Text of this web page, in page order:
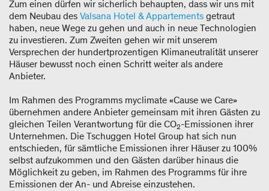
Zum einen dürfen wir sicherlich behaupten, dass wir uns mit
dem Neubau des Valsana Hotel & Appartements getraut
haben, neue Wege zu gehen und auch in neue Technologien
zu investieren. Zum Zweiten gehen wir mit unserem
Versprechen der hundertprozentigen Klimaneutralität unserer
Häuser bewusst noch einen Schritt weiter als andere
Anbieter.
Im Rahmen des Programms myclimate «Cause we Care»
übernehmen andere Anbieter gemeinsam mit ihren Gästen zu
gleichen Teilen Verantwortung für die CO2-Emissionen ihrer
Unternehmen. Die Tschuggen Hotel Group hat sich nun
entschieden, für sämtliche Emissionen ihrer Häuser zu 100%
selbst aufzukommen und den Gästen darüber hinaus die
Möglichkeit zu geben, im Rahmen des Programms für ihre
Emissionen der An- und Abreise einzustehen.